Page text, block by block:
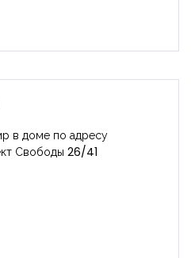
в доме по адресу
Свободы 26/41